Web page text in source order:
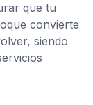
que tu
convierte
siendo